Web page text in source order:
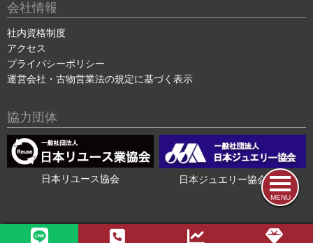
MENU
会社情報
社内資格制度
アクセス
プライバシーポリシー
運営会社・古物営業法の規定に基づく表示
協力団体
日本リユース協会 日本ジュエリー協会会員